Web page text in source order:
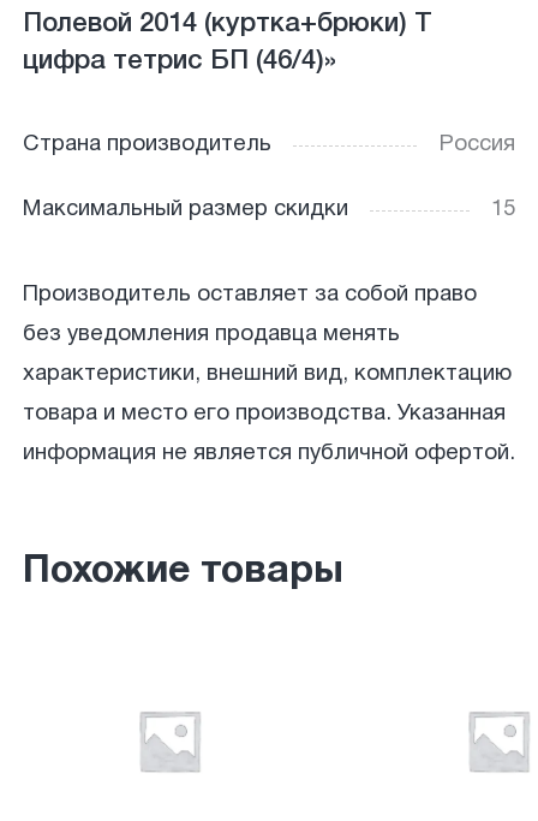
Полевой 2014 (куртка+брюки) Т
цифра тетрис БП (46/4)»
Страна производитель Россия
Максимальный размер скидки 15
Производитель оставляет за собой право
без уведомления продавца менять
характеристики, внешний вид, комплектацию
товара и место его производства. Указанная
информация не является публичной офертой.
Похожие товары